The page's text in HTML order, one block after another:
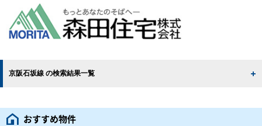
京阪石坂線 の検索結果一覧
おすすめ物件